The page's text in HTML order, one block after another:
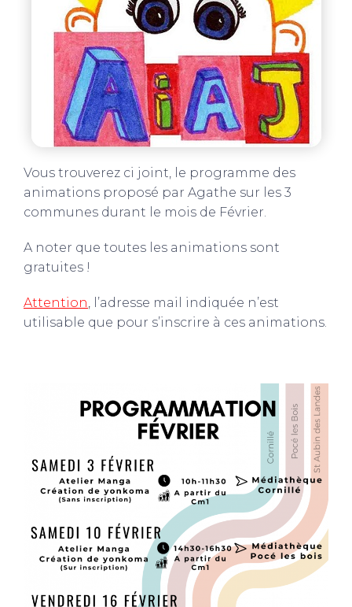
Vous trouverez ci joint, le programme des
animations proposé par Agathe sur les 3
communes durant le mois de Février.
A noter que toutes les animations sont
gratuites !
Attention, l’adresse mail indiquée n’est
utilisable que pour s’inscrire à ces animations.